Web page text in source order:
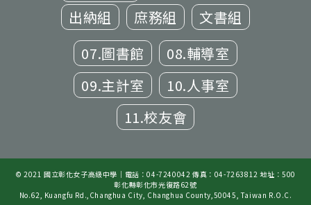
出納組
庶務組
文書組
07.圖書館
08.輔導室
09.主計室
10.人事室
11.校友會
© 2021 國立彰化女子高級中學｜電話：04-7240042 傳真：04-7263812 地址：500
彰化縣彰化市光復路62號
No.62, Kuangfu Rd.,Changhua City, Changhua County,50045, Taiwan R.O.C.